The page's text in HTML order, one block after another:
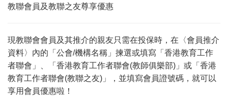
教聯會員及教聯之友尊享優惠
現教聯會會員及其推介的親友只需在投保時，在〈會員推介
資料〉內的「公會/機構名稱」揀選或填寫「香港教育工作
者聯會」、「香港教育工作者聯會(教師俱樂部)」或「香港
教育工作者聯會(教聯之友)」，並填寫會員證號碼，就可以
享用會員優惠啦！